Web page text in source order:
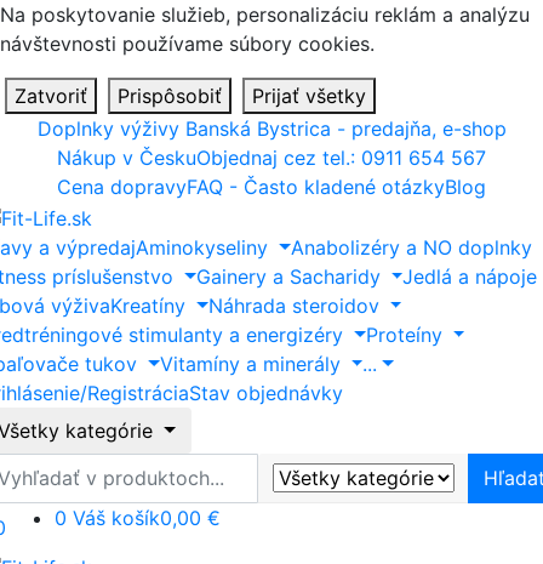
Na poskytovanie služieb, personalizáciu reklám a analýzu
návštevnosti používame súbory cookies.
Zatvoriť Prispôsobiť
Prijať všetky
Doplnky výživy Banská Bystrica - predajňa, e-shop
Nákup v ČeskuObjednaj cez tel.: 0911 654 567
Cena dopravyFAQ - Často kladené otázkyBlog
a výpredajAminokyseliny
Anabolizéry a NO doplnky
príslušenstvo
Gainery a Sacharidy
Jedlá a nápoje
výživaKreatíny
Náhrada steroidov
stimulanty a energizéry
Proteíny
tukov
Vitamíny a minerály
...
RegistráciaStav objednávky
kategórie
0 Váš košík0,00 €